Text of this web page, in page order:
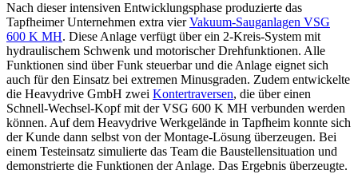
Nach dieser intensiven Entwicklungsphase produzierte das
Tapfheimer Unternehmen extra vierVakuum-Sauganlagen VSG
600 K MH. Diese Anlage verfügt über ein 2-Kreis-System mit
hydraulischem Schwenk und motorischer Drehfunktionen. Alle
Funktionen sind über Funk steuerbar und die Anlage eignet sich
auch für den Einsatz bei extremen Minusgraden. Zudem entwickelte
die Heavydrive GmbH zwei Kontertraversen, die über einen
Schnell-Wechsel-Kopf mit der VSG 600 K MH verbunden werden
können. Auf dem Heavydrive Werkgelände in Tapfheim konnte sich
der Kunde dann selbst von der Montage-Lösung überzeugen. Bei
einem Testeinsatz simulierte das Team die Baustellensituation und
demonstrierte die Funktionen der Anlage. Das Ergebnis überzeugte.